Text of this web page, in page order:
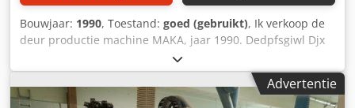
Bouwjaar: 1990, Toestand: goed (gebruikt), Ik verkoop de
deur productie machine MAKA, jaar 1990. Dedpfsgiwl Djx
Ackekr Gecombineerde oscillerende mortier en
boormachine. Beschikbaar per direct
Advertentie